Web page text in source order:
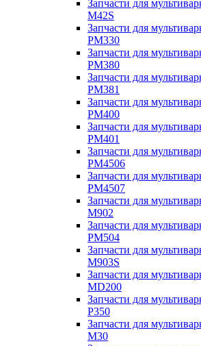
Запчасти для
M42S
Запчасти для
PM330
Запчасти для
PM380
Запчасти для
PM381
Запчасти для
PM400
Запчасти для
PM401
Запчасти для
PM4506
Запчасти для
PM4507
Запчасти для
M902
Запчасти для
PM504
Запчасти для
M903S
Запчасти для
MD200
Запчасти для
P350
Запчасти для
M30